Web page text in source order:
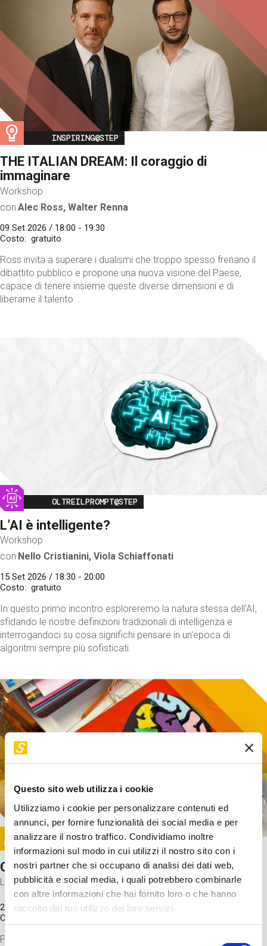
Questo sito web utilizza i cookie
Utilizziamo i cookie per personalizzare contenuti ed
annunci, per fornire funzionalità dei social media e per
analizzare il nostro traffico. Condividiamo inoltre
informazioni sul modo in cui utilizzi il nostro sito con i
nostri partner che si occupano di analisi dei dati web,
pubblicità e social media, i quali potrebbero combinarle
con altre informazioni che hai fornito loro o che hanno
raccolto dal tuo utilizzo dei loro servizi.
Selezione
Image
INSPIRING@STEP
THE ITALIAN DREAM: Il coraggio di
immaginare
Workshop
con Alec Ross, Walter Renna
09 Set 2026 / 18:00 - 19:30
Costo
gratuito
Ross invita a superare i dualismi che troppo spesso frenano il
dibattito pubblico e propone una nuova visione del Paese,
capace di tenere insieme queste diverse dimensioni e di
liberarne il talento
Image
OLTREILPROMPT@STEP
L’AI è intelligente?
Workshop
con Nello Cristianini, Viola Schiaffonati
15 Set 2026 / 18:30 - 20:00
Costo
gratuito
In questo primo incontro esploreremo la natura stessa dell'AI,
sfidando le nostre definizioni tradizionali di intelligenza e
interrogandoci su cosa significhi pensare in un'epoca di
algoritmi sempre più sofisticati.
Image
SUNDAY@STEP
Come funziona il cervello?
Laboratorio
20 Set 2026 / 11:15 - 13:00
Costo
Proveremo a costruire un cervello in cartoncino cercando di